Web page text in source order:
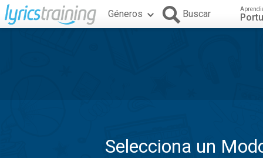
Géneros Buscar
Selecciona un